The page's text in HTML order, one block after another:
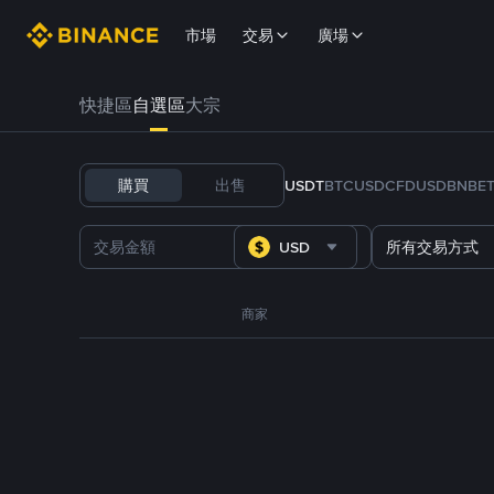
市場 交易 廣場
快捷區自選區大宗
購買 出售 USDTBTCUSDCFDUSDBNB
USD 所有交易方式
商家